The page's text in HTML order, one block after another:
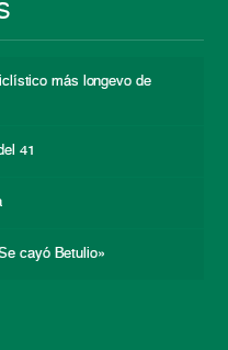
más longevo de
41
cayó Betulio»